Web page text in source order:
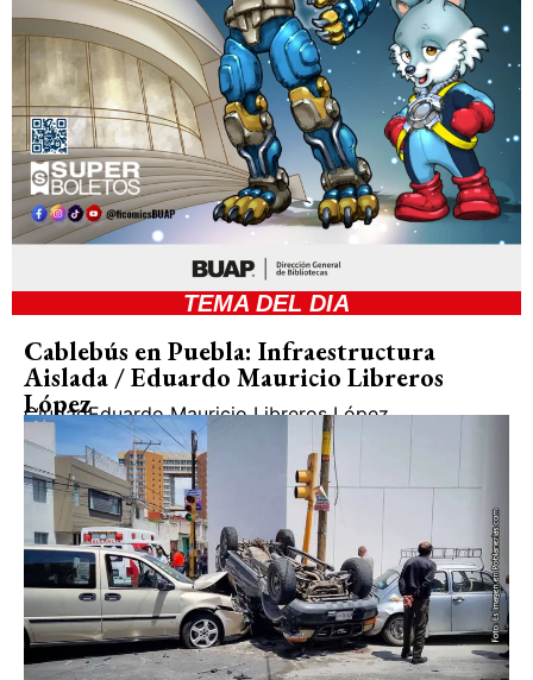
TEMA DEL DIA
Cablebús en Puebla: Infraestructura
Aislada / Eduardo Mauricio Libreros
López
CiudadEduardo Mauricio Libreros López